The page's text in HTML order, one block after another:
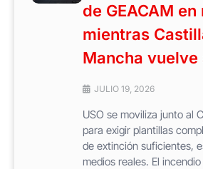
de GEACAM
mientras
Mancha vuelve
JULIO 19, 2026
USO se moviliza junto al
para exigir plantillas
de extinción suficientes,
medios reales. El